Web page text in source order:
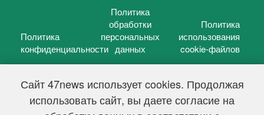
Сайт 47news использует cookies. Продолжая
использовать сайт, вы даете согласие на
Политика
конфиденциальности
Политика
обработки
персональных
данных
Политика
использования
cookie-файлов
47 новостей (47 news)2005 — 2026 г.